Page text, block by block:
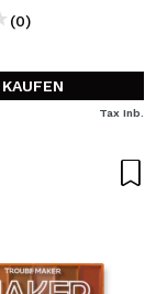
(0)
KAUFEN
Tax Inb.